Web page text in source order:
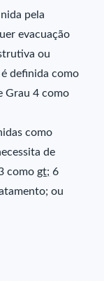
pela
evacuação
ou
definida como
Grau 4 como
como
de
como gt; 6
ou